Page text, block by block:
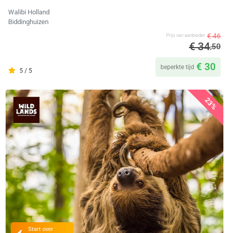
Walibi Holland
Biddinghuizen
5 / 5
Prijs van aanbieder € 46
€ 34,50
beperkte tijd € 30
23%
Start over